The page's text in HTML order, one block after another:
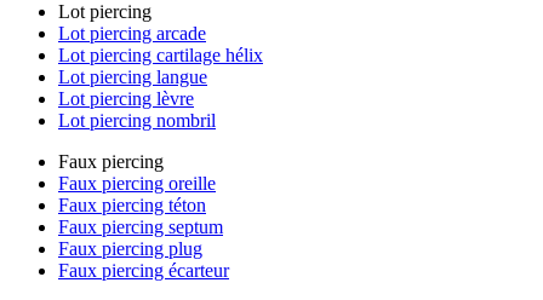
Lot piercing
Lot piercing arcade
Lot piercing cartilage hélix
Lot piercing langue
Lot piercing lèvre
Lot piercing nombril
Faux piercing
Faux piercing oreille
Faux piercing téton
Faux piercing septum
Faux piercing plug
Faux piercing écarteur